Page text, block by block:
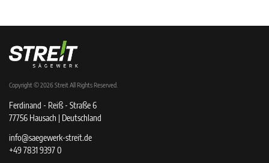
Copyright © 2026Streit All Rights Reserved.
Ferdinand - Reiß - Straße 6
77756 Hausach | Deutschland
info@saegewerk-streit.de
+49 7831 9397 0